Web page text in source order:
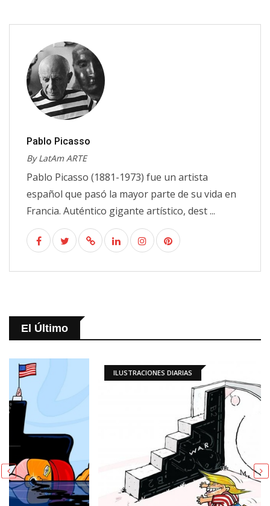
Pablo Picasso
By LatAm ARTE
Pablo Picasso (1881-1973) fue un artista
español que pasó la mayor parte de su vida en
Francia. Auténtico gigante artístico, dest ...
El Último
ILUSTRACIONES DIARIAS